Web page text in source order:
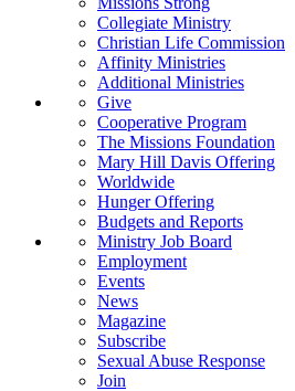
Collegiate Ministry
Christian Life Commission
Affinity Ministries
Additional Ministries
Give
Cooperative Program
The Missions Foundation
Mary Hill Davis Offering
Worldwide
Hunger Offering
Budgets and Reports
Ministry Job Board
Employment
Events
News
Magazine
Subscribe
Sexual Abuse Response
Join